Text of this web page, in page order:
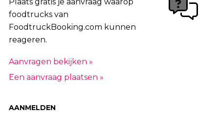
foodtrucks van
FoodtruckBooking.com kunnen
reageren.
Aanvragen bekijken »
Een aanvraag plaatsen »
AANMELDEN